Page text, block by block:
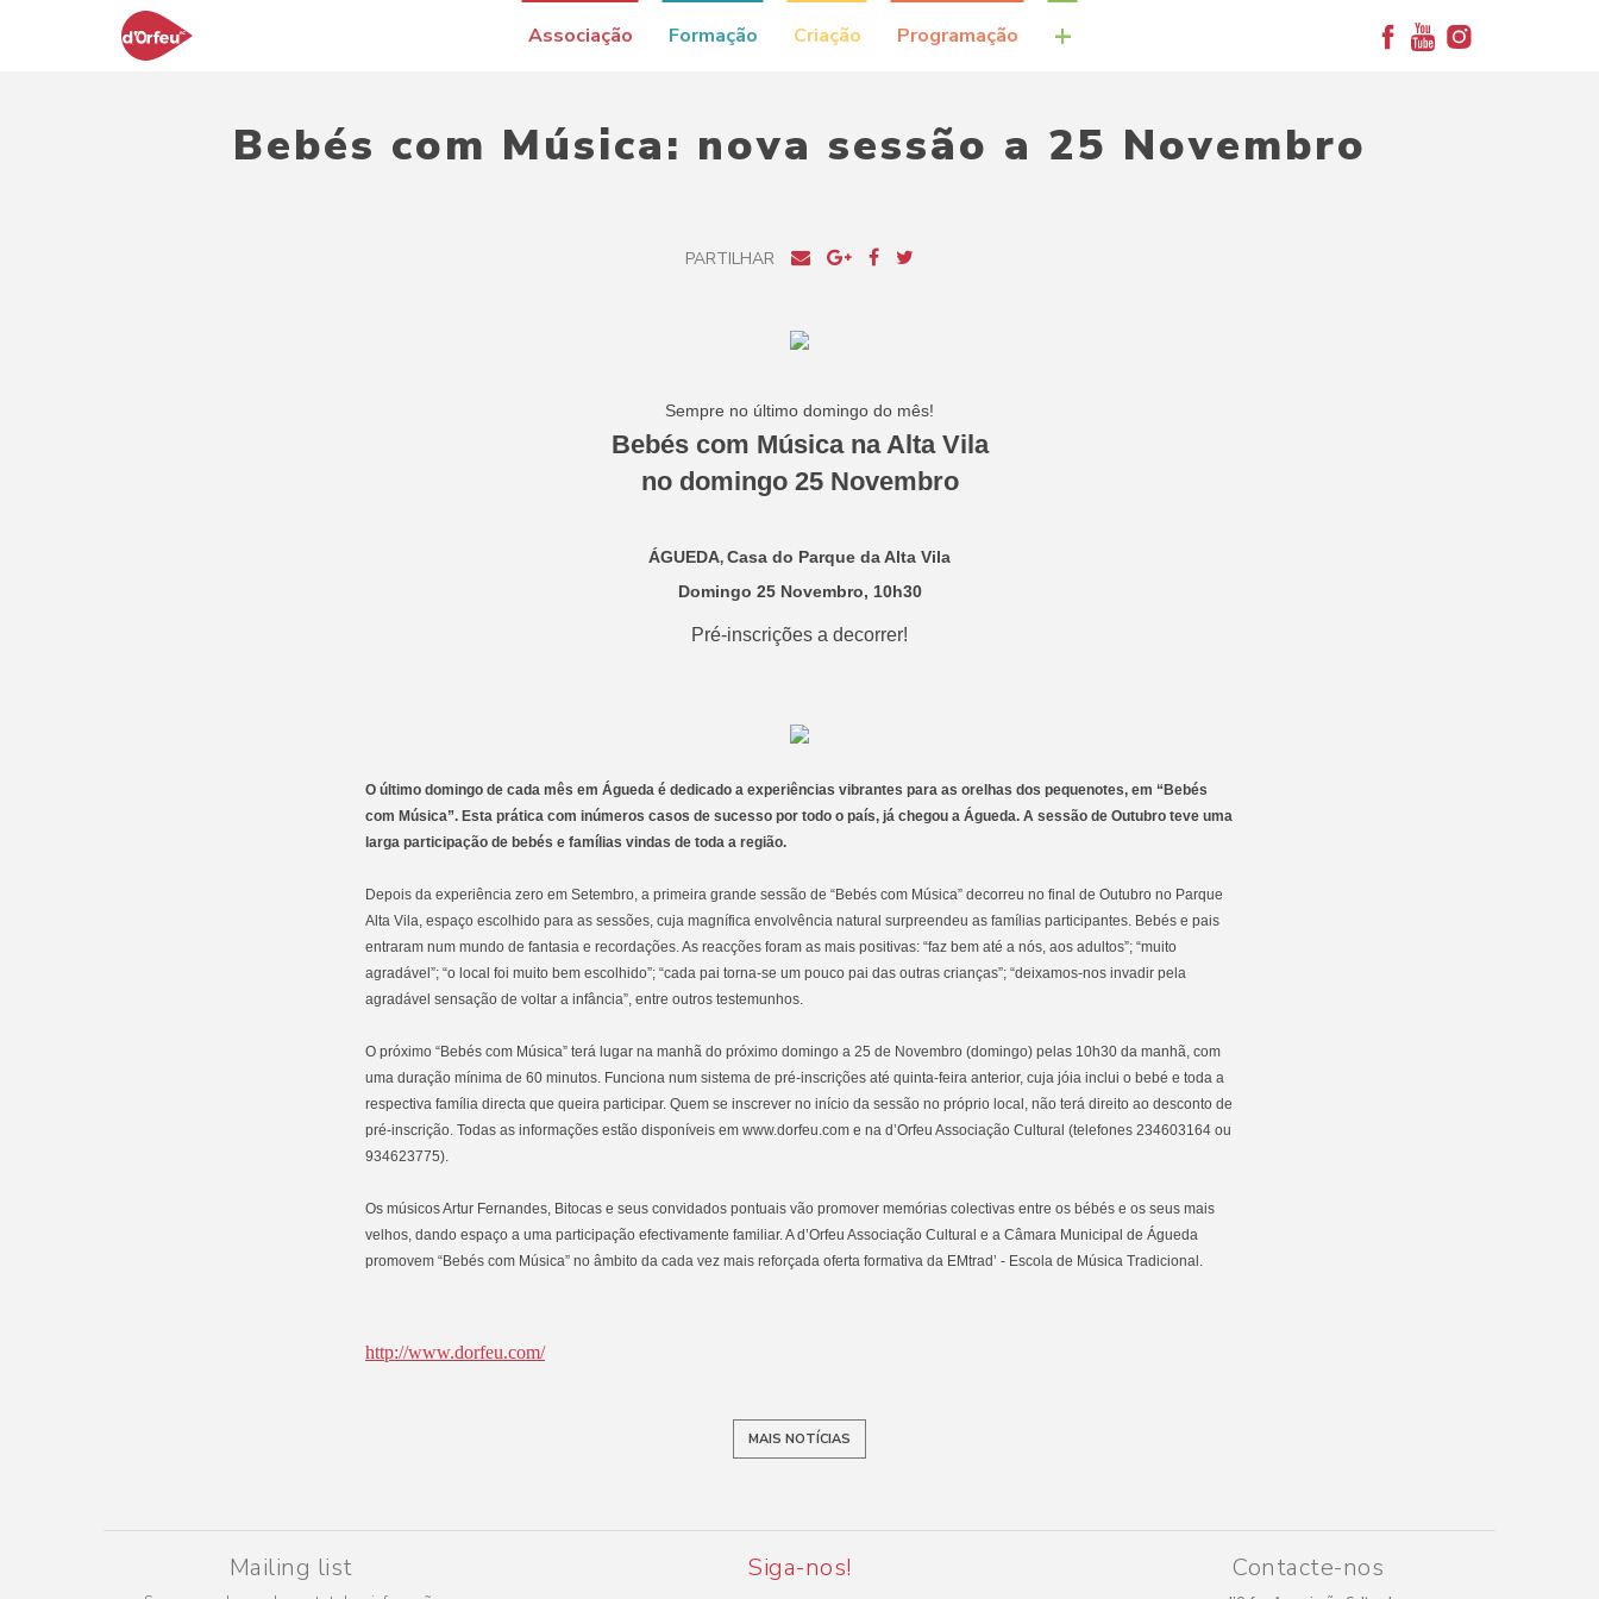
Associação Formação Criação Programação +
Bebés com Música: nova sessão a 25 Novembro
PARTILHAR
Sempre no último domingo do mês!
Bebés com Música na Alta Vila
no domingo 25 Novembro
ÁGUEDA, Casa do Parque da Alta Vila
Domingo 25 Novembro, 10h30
Pré-inscrições a decorrer!
O último domingo de cada mês em Águeda é dedicado a experiências vibrantes para as orelhas dos pequenotes, em “Bebés
com Música”. Esta prática com inúmeros casos de sucesso por todo o país, já chegou a Águeda. A sessão de Outubro teve uma
larga participação de bebés e famílias vindas de toda a região.
Depois da experiência zero em Setembro, a primeira grande sessão de “Bebés com Música” decorreu no final de Outubro no Parque
Alta Vila, espaço escolhido para as sessões, cuja magnífica envolvência natural surpreendeu as famílias participantes. Bebés e pais
entraram num mundo de fantasia e recordações. As reacções foram as mais positivas: “faz bem até a nós, aos adultos”; “muito
agradável”; “o local foi muito bem escolhido”; “cada pai torna-se um pouco pai das outras crianças”; “deixamos-nos invadir pela
agradável sensação de voltar a infância”, entre outros testemunhos.
O próximo “Bebés com Música” terá lugar na manhã do próximo domingo a 25 de Novembro (domingo) pelas 10h30 da manhã, com
uma duração mínima de 60 minutos. Funciona num sistema de pré-inscrições até quinta-feira anterior, cuja jóia inclui o bebé e toda a
respectiva família directa que queira participar. Quem se inscrever no início da sessão no próprio local, não terá direito ao desconto de
pré-inscrição. Todas as informações estão disponíveis em www.dorfeu.com e na d’Orfeu Associação Cultural (telefones 234603164 ou
934623775).
Os músicos Artur Fernandes, Bitocas e seus convidados pontuais vão promover memórias colectivas entre os bébés e os seus mais
velhos, dando espaço a uma participação efectivamente familiar. A d’Orfeu Associação Cultural e a Câmara Municipal de Águeda
promovem “Bebés com Música” no âmbito da cada vez mais reforçada oferta formativa da EMtrad’ - Escola de Música Tradicional.
http://www.dorfeu.com/
MAIS NOTÍCIAS
Mailing list Siga-nos! Contacte-nos